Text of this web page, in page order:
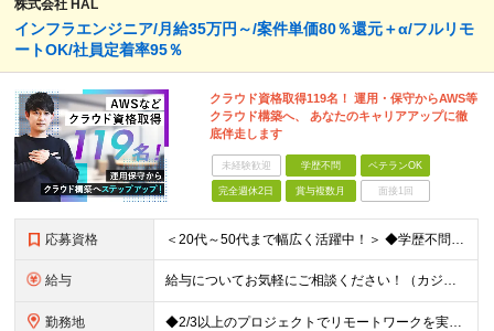
株式会社 HAL
インフラエンジニア/月給35万円～/案件単価80％還元＋α/フルリモ
ートOK/社員定着率95％
クラウド資格取得119名！ 運用・保守からAWS等
クラウド構築へ、 あなたのキャリアアップに徹
底伴走します
未経験歓迎 学歴不問 ベテランOK
完全週休2日 賞与複数月 面接1回
応募資格 ＜20代～50代まで幅広く活躍中！＞ ◆学歴不問 ◆何らかのインフラ関連の実務経験 ★経験年数不問/運用監視レベルも歓迎 ＜こんな方は大歓迎！＞ ◎今の収入に不満がある ◎もっと上流の案件で活躍した
給与 給与についてお気軽にご相談ください！（カジュアル面談可能） 月給35万円～＋各種手当＋賞与2回 ※固定残業代は、時間外労働の有無に関わらず40時間分を87,500円～支給 ※超過分は別途支給 ※試用
勤務地 ◆2/3以上のプロジェクトでリモートワークを実施中！ ≪自社拠点≫ ・東京本社／東京都千代田区丸の内二丁目6番1号 丸の内パークビルディング6階 ・関西支社／⼤阪府⼤阪市中央区安⼟町2-3-13 ⼤